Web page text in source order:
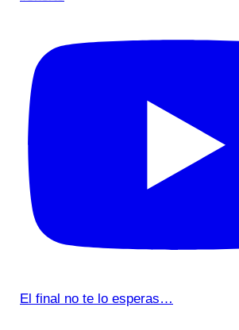
El final no te lo esperas…